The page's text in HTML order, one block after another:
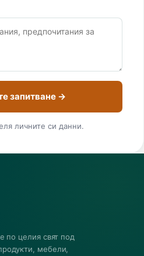
запитване →
личните си данни.
по целия свят под
мебели,